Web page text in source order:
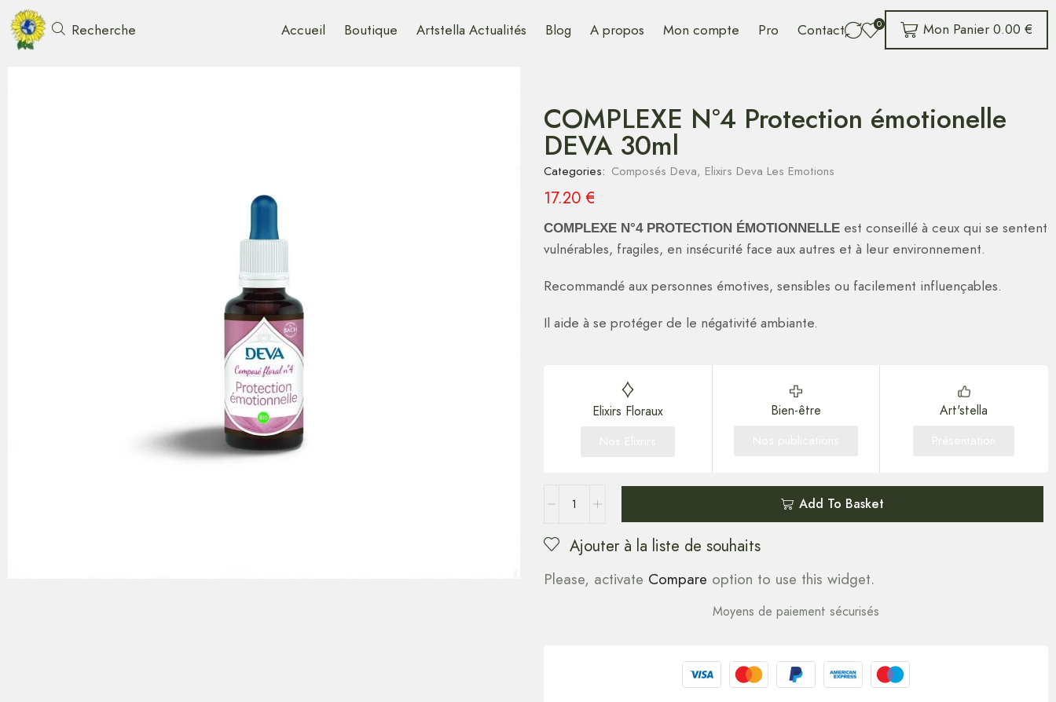
Recherche Accueil Boutique Artstella Actualités Blog A propos Mon compte Pro Contact 0 Mon Panier 0.00 €
COMPLEXE N°4 Protection émotionelle
DEVA 30ml
Categories: Composés Deva, Elixirs Deva Les Emotions
17.20 €
COMPLEXE N°4 PROTECTION ÉMOTIONNELLE est conseillé à ceux qui se sentent
vulnérables, fragiles, en insécurité face aux autres et à leur environnement.
Recommandé aux personnes émotives, sensibles ou facilement influençables.
Il aide à se protéger de le négativité ambiante.
Elixirs Floraux Bien-être Art'stella
Add To Basket
Ajouter à la liste de souhaits
Please, activate Compare option to use this widget.
Moyens de paiement sécurisés